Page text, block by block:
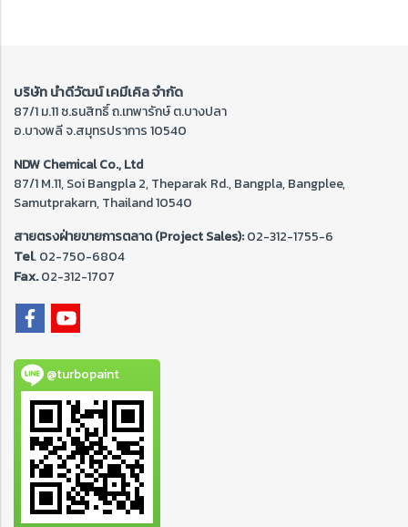
บริษัท นำดีวัฒน์ เคมีเคิล จำกัด
87/1 ม.11 ซ.ธนสิทธิ์ ถ.เทพารักษ์ ต.บางปลา
อ.บางพลี จ.สมุทรปราการ 10540
NDW Chemical Co., Ltd
87/1 M.11, Soi Bangpla 2, Theparak Rd., Bangpla, Bangplee,
Samutprakarn, Thailand 10540
สายตรงฝ่ายขายการตลาด (Project Sales):02-312-1755-6
Tel. 02-750-6804
Fax.02-312-1707
@turbopaint